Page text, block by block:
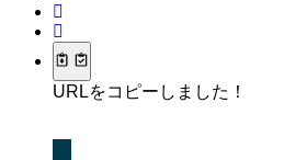
URLをコピーしました！